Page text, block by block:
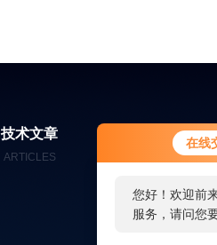
在线
您好！欢迎前
服务，请问您
您好，看您停
了需求产品，
技术文章
ARTICLES
在线留言
MESSAGES